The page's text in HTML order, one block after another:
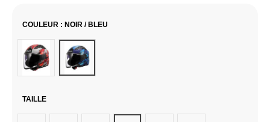
COULEUR : NOIR / BLEU
Anthracite / RougeNoir / Bleu
TAILLE